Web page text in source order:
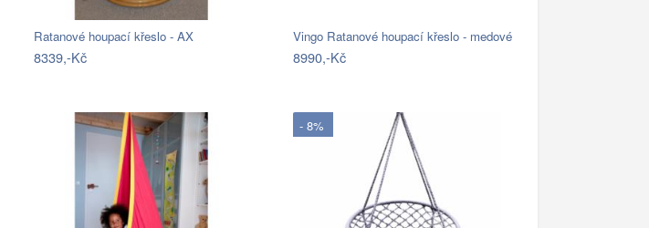
Ratanové houpací křeslo - AX
8339,-Kč
Vingo Ratanové houpací křeslo - medové
8990,-Kč
- 8%